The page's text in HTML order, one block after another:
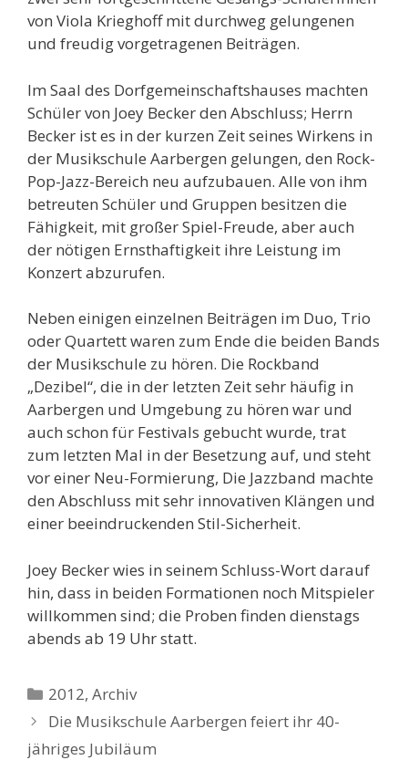
von Viola Krieghoff mit durchweg gelungenen
und freudig vorgetragenen Beiträgen.
Im Saal des Dorfgemeinschaftshauses machten
Schüler von Joey Becker den Abschluss; Herrn
Becker ist es in der kurzen Zeit seines Wirkens in
der Musikschule Aarbergen gelungen, den Rock-
Pop-Jazz-Bereich neu aufzubauen. Alle von ihm
betreuten Schüler und Gruppen besitzen die
Fähigkeit, mit großer Spiel-Freude, aber auch
der nötigen Ernsthaftigkeit ihre Leistung im
Konzert abzurufen.
Neben einigen einzelnen Beiträgen im Duo, Trio
oder Quartett waren zum Ende die beiden Bands
der Musikschule zu hören. Die Rockband
„Dezibel“, die in der letzten Zeit sehr häufig in
Aarbergen und Umgebung zu hören war und
auch schon für Festivals gebucht wurde, trat
zum letzten Mal in der Besetzung auf, und steht
vor einer Neu-Formierung, Die Jazzband machte
den Abschluss mit sehr innovativen Klängen und
einer beeindruckenden Stil-Sicherheit.
Joey Becker wies in seinem Schluss-Wort darauf
hin, dass in beiden Formationen noch Mitspieler
willkommen sind; die Proben finden dienstags
abends ab 19 Uhr statt.
Kategorien
2012,Archiv
Die Musikschule Aarbergen feiert ihr 40-
jähriges Jubiläum